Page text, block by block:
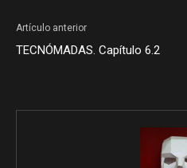
Artículo anterior
TECNÓMADAS. Capítulo 6.2